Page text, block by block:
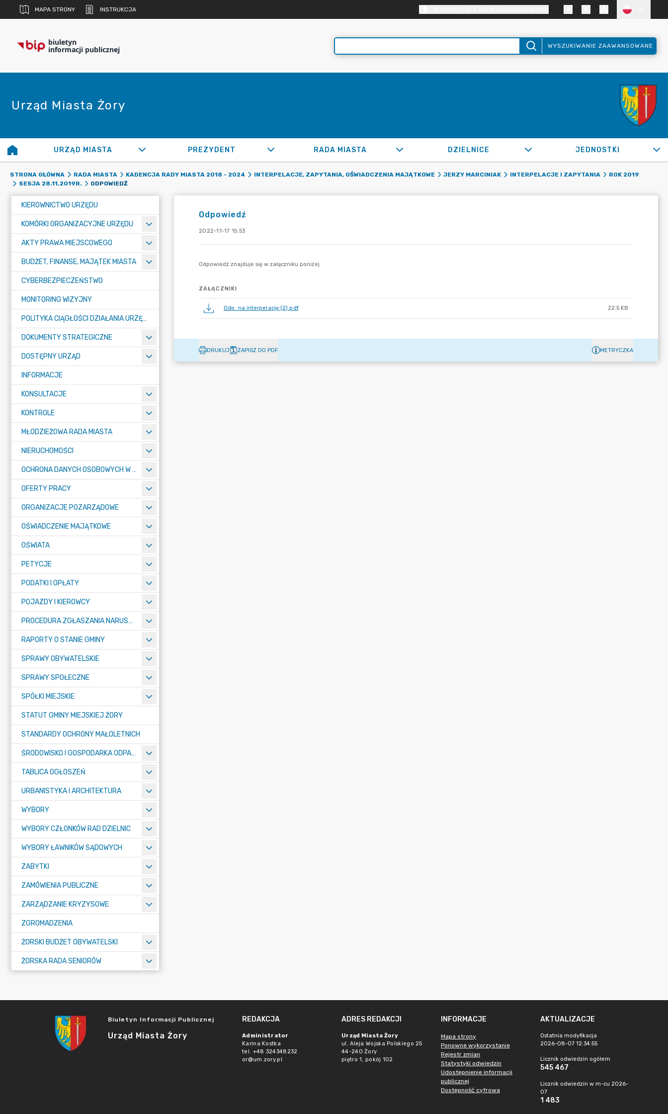
MAPA STRONY INSTRUKCJA
biuletyn
informacji publicznej WYSZUKIWANIE ZAAWANSOWANE
Urząd Miasta Żory
URZĄD MIASTA PREZYDENT RADA MIASTA DZIELNICE JEDNOSTKI
STRONA GŁÓWNA RADA MIASTA KADENCJA RADY MIASTA 2018 - 2024 INTERPELACJE, ZAPYTANIA, OŚWIADCZENIA MAJĄTKOWE JERZY MARCINIAK INTERPELACJE I ZAPYTANIA
ROK 2019
SESJA 28.11.2019R.
ODPOWIEDŹ
KIEROWNICTWO URZĘDU
KOMÓRKI ORGANIZACYJNE URZĘDU
AKTY PRAWA MIEJSCOWEGO
BUDŻET, FINANSE, MAJĄTEK MIASTA
CYBERBEZPIECZEŃSTWO
MONITORING WIZYJNY
POLITYKA CIĄGŁOŚCI DZIAŁANIA URZĘDU MIASTA ŻORY
DOKUMENTY STRATEGICZNE
DOSTĘPNY URZĄD
INFORMACJE
KONSULTACJE
KONTROLE
MŁODZIEŻOWA RADA MIASTA
NIERUCHOMOŚCI
OCHRONA DANYCH OSOBOWYCH W URZĘDZIE MIASTA ŻORY - RODO
OFERTY PRACY
ORGANIZACJE POZARZĄDOWE
OŚWIADCZENIE MAJĄTKOWE
OŚWIATA
PETYCJE
PODATKI I OPŁATY
POJAZDY I KIEROWCY
PROCEDURA ZGŁASZANIA NARUSZEŃ PRAWA
RAPORTY O STANIE GMINY
SPRAWY OBYWATELSKIE
SPRAWY SPOŁECZNE
SPÓŁKI MIEJSKIE
STATUT GMINY MIEJSKIEJ ŻORY
STANDARDY OCHRONY MAŁOLETNICH
ŚRODOWISKO I GOSPODARKA ODPADAMI
TABLICA OGŁOSZEŃ
URBANISTYKA I ARCHITEKTURA
WYBORY
WYBORY CZŁONKÓW RAD DZIELNIC
WYBORY ŁAWNIKÓW SĄDOWYCH
ZABYTKI
ZAMÓWIENIA PUBLICZNE
ZARZĄDZANIE KRYZYSOWE
ZGROMADZENIA
ŻORSKI BUDŻET OBYWATELSKI
ŻORSKA RADA SENIORÓW
Odpowiedź
2022-11-17 15:53
ZAŁĄCZNIKI
Odp. na interpelację (2).pdf 22.5 KB
DRUKUJ ZAPISZ DO PDF METRYCZKA
Biuletyn Informacji Publicznej
Urząd Miasta Żory
REDAKCJA
Administrator
Karina Kostka
tel. +48 324348232
or@um.zory.pl
ADRES REDAKCJI
Urząd Miasta Żory
ul. Aleja Wojska Polskiego 25
44-240 Żory
piętro 1, pokój 102
INFORMACJE
Mapa strony
Ponowne wykorzystanie
Rejestr zmian
Statystyki odwiedzin
Udostępnienie informacji
publicznej
Dostępność cyfrowa
AKTUALIZACJE
Ostatnia modyfikacja
2026-08-07 12:34:55
Licznik odwiedzin ogółem
545 467
Licznik odwiedzin w m-cu 2026-
07
1 483